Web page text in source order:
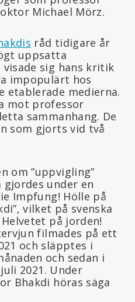
Michael Mörz.
råd tidigare år
uppsatta
sig hans kritik
impopulärt hos
etablerade medierna.
mot professor
sammanhang. De
som gjorts vid två
om ”uppvigling”
under en
Impfung! Hölle på
vilket på svenska
på jorden!
filmades på ett
och släpptes i
och sedan i
2021. Under
Bhakdi höras säga